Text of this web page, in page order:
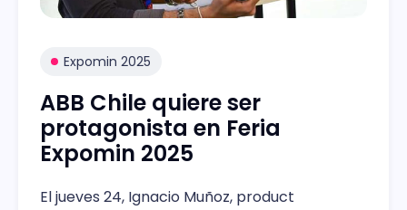
Expomin 2025
ABB Chile quiere ser
protagonista en Feria
Expomin 2025
El jueves 24, Ignacio Muñoz, product